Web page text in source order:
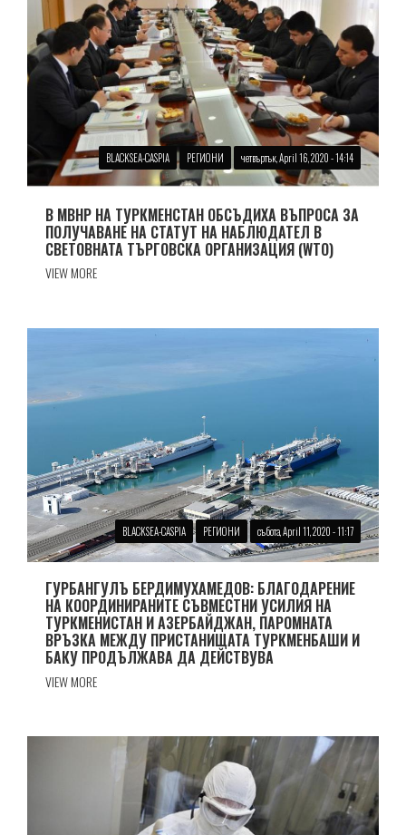
BLACKSEA-CASPIA РЕГИОНИ четвъртък, April 16, 2020 - 14:14
В МВНР НА ТУРКМЕНСТАН ОБСЪДИХА ВЪПРОСА ЗА
ПОЛУЧАВАНЕ НА СТАТУТ НА НАБЛЮДАТЕЛ В
СВЕТОВНАТА ТЪРГОВСКА ОРГАНИЗАЦИЯ (WTO)
VIEW MORE
BLACKSEA-CASPIA РЕГИОНИ събота, April 11, 2020 - 11:17
ГУРБАНГУЛЪ БЕРДИМУХАМЕДОВ: БЛАГОДАРЕНИЕ
НА КООРДИНИРАНИТЕ СЪВМЕСТНИ УСИЛИЯ НА
ТУРКМЕНИСТАН И АЗЕРБАЙДЖАН, ПАРОМНАТА
ВРЪЗКА МЕЖДУ ПРИСТАНИЩАТА ТУРКМЕНБАШИ И
БАКУ ПРОДЪЛЖАВА ДА ДЕЙСТВУВА
VIEW MORE